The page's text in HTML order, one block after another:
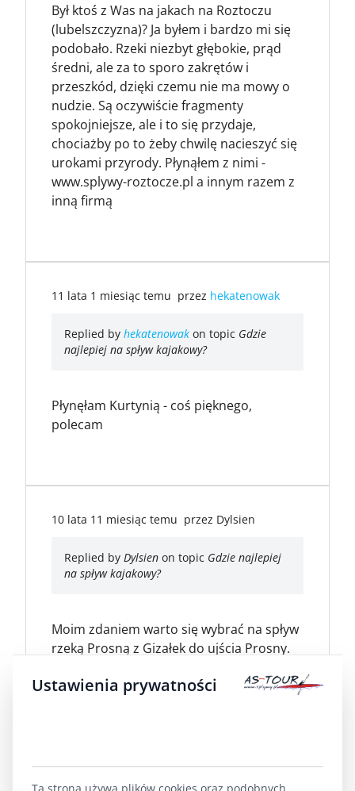
Był ktoś z Was na jakach na Roztoczu
(lubelszczyzna)? Ja byłem i bardzo mi się
podobało. Rzeki niezbyt głębokie, prąd
średni, ale za to sporo zakrętów i
przeszkód, dzięki czemu nie ma mowy o
nudzie. Są oczywiście fragmenty
spokojniejsze, ale i to się przydaje,
chociażby po to żeby chwilę nacieszyć się
urokami przyrody. Płynąłem z nimi -
www.splywy-roztocze.pl a innym razem z
inną firmą
11 lata 1 miesiąc temu przez hekatenowak
Replied by hekatenowak on topic Gdzie
najlepiej na spływ kajakowy?
Płynęłam Kurtynią - coś pięknego,
polecam
10 lata 11 miesiąc temu przez Dylsien
Replied by Dylsien on topic Gdzie najlepiej
na spływ kajakowy?
Moim zdaniem warto się wybrać na spływ
rzeką Prosną z Gizałek do ujścia Prosny.
Ustawienia prywatności
Ta strona używa plików cookies oraz podobnych